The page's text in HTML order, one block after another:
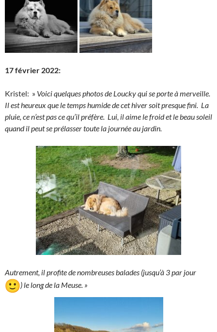
17 février 2022:
Kristel: » Voici quelques photos de Loucky qui se porte à merveille.
Il est heureux que le temps humide de cet hiver soit presque fini. La
pluie, ce n’est pas ce qu’il préfère. Lui, il aime le froid et le beau soleil
quand il peut se prélasser toute la journée au jardin.
Autrement, il profite de nombreuses balades (jusqu’à 3 par jour
) le long de la Meuse. »